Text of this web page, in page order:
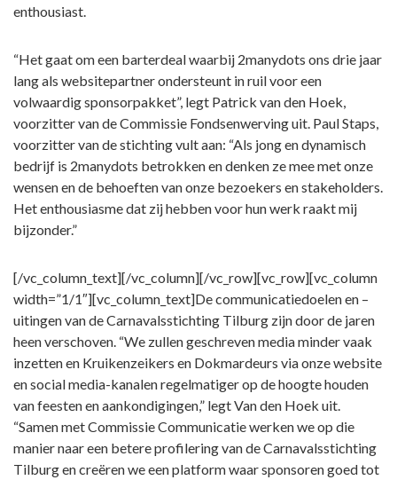
enthousiast.
“Het gaat om een barterdeal waarbij 2manydots ons drie jaar
lang als websitepartner ondersteunt in ruil voor een
volwaardig sponsorpakket”, legt Patrick van den Hoek,
voorzitter van de Commissie Fondsenwerving uit. Paul Staps,
voorzitter van de stichting vult aan: “Als jong en dynamisch
bedrijf is 2manydots betrokken en denken ze mee met onze
wensen en de behoeften van onze bezoekers en stakeholders.
Het enthousiasme dat zij hebben voor hun werk raakt mij
bijzonder.”
[/vc_column_text][/vc_column][/vc_row][vc_row][vc_column
width=”1/1″][vc_column_text]De communicatiedoelen en –
uitingen van de Carnavalsstichting Tilburg zijn door de jaren
heen verschoven. “We zullen geschreven media minder vaak
inzetten en Kruikenzeikers en Dokmardeurs via onze website
en social media-kanalen regelmatiger op de hoogte houden
van feesten en aankondigingen,” legt Van den Hoek uit.
“Samen met Commissie Communicatie werken we op die
manier naar een betere profilering van de Carnavalsstichting
Tilburg en creëren we een platform waar sponsoren goed tot